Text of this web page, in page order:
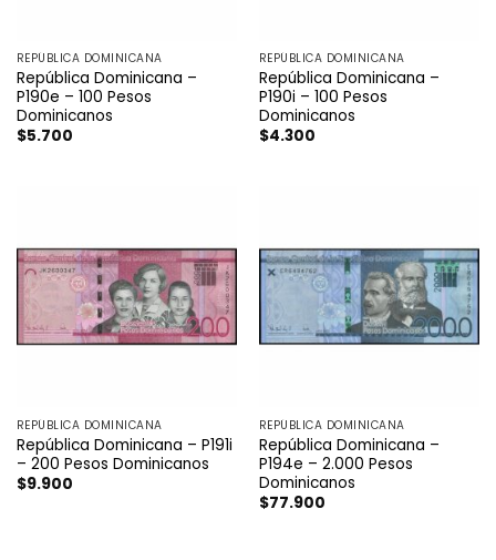
REPÚBLICA DOMINICANA
República Dominicana –
P190e – 100 Pesos
Dominicanos
$5.700
REPÚBLICA DOMINICANA
República Dominicana –
P190i – 100 Pesos
Dominicanos
$4.300
REPÚBLICA DOMINICANA
República Dominicana – P191i
– 200 Pesos Dominicanos
$9.900
REPÚBLICA DOMINICANA
República Dominicana –
P194e – 2.000 Pesos
Dominicanos
$77.900